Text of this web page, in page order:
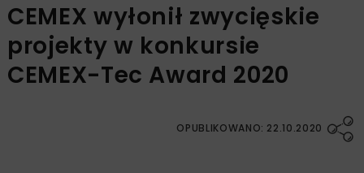
CEMEX wyłonił zwycięskie
projekty w konkursie
CEMEX-Tec Award 2020
OPUBLIKOWANO: 22.10.2020